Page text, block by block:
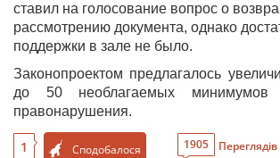
ставил на голосование вопрос о
рассмотрению документа, однако
поддержки в зале не было.
Законопроектом предлагалось
до 50 необлагаемых минимумов
правонарушения.
1 Сподобалося 1905 Переглядів